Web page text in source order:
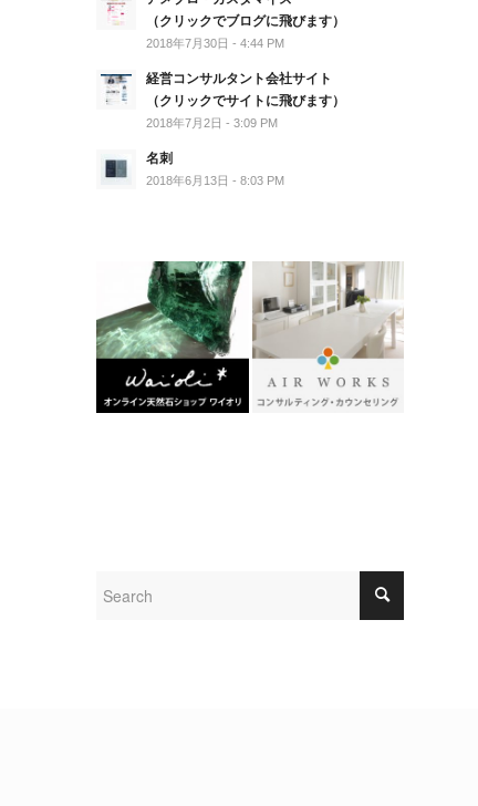
（クリックでブログに飛びます）
2018年7月30日 - 4:44 PM
経営コンサルタント会社サイト
（クリックでサイトに飛びます）
2018年7月2日 - 3:09 PM
名刺
2018年6月13日 - 8:03 PM